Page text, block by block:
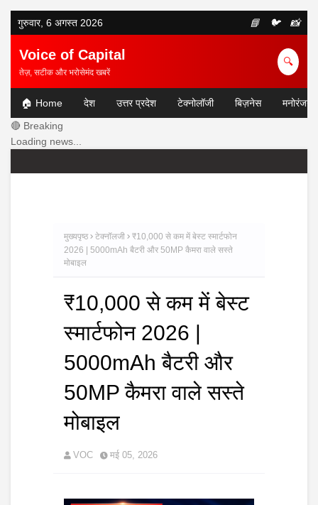
गुरुवार, 6 अगस्त 2026 📘 🐦 📸
Voice of Capital
तेज़, सटीक और भरोसेमंद खबरें
🔍
🏠 Home देश उत्तर प्रदेश टेक्नोलॉजी बिज़नेस
मनोरंजन
🔴 Breaking
Loading news...
मुख्यपृष्ठ टेक्नॉलजी
₹10,000 से कम में बेस्ट स्मार्टफोन
2026 | 5000mAh बैटरी और 50MP कैमरा वाले सस्ते
मोबाइल
₹10,000 से कम में बेस्ट
स्मार्टफोन 2026 |
5000mAh बैटरी और
50MP कैमरा वाले सस्ते
मोबाइल
VOC मई 05, 2026